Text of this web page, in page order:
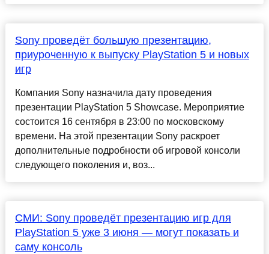
Sony проведёт большую презентацию,
приуроченную к выпуску PlayStation 5 и новых
игр
Компания Sony назначила дату проведения
презентации PlayStation 5 Showcase. Мероприятие
состоится 16 сентября в 23:00 по московскому
времени. На этой презентации Sony раскроет
дополнительные подробности об игровой консоли
следующего поколения и, воз...
СМИ: Sony проведёт презентацию игр для
PlayStation 5 уже 3 июня — могут показать и
саму консоль